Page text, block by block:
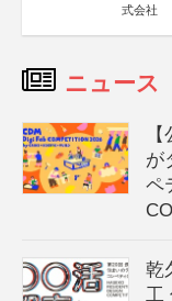
式会社
ニュース
が
ペ
乾
工